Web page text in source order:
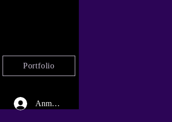
Portfolio
Anmelden